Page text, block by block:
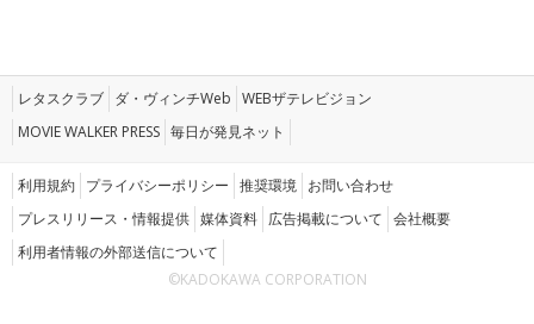
レタスクラブ ダ・ヴィンチWeb WEBザテレビジョン
MOVIE WALKER PRESS 毎日が発見ネット
利用規約 プライバシーポリシー 推奨環境 お問い合わせ
プレスリリース・情報提供 媒体資料 広告掲載について 会社概要
利用者情報の外部送信について
©KADOKAWA CORPORATION